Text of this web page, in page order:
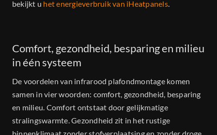
bekijkt u het energieverbruik van iHeatpanels.
Comfort, gezondheid, besparing en milieu
in één systeem
De voordelen van infrarood plafondmontage komen
samen in vier woorden: comfort, gezondheid, besparing
en milieu. Comfort ontstaat door gelijkmatige
stralingswarmte. Gezondheid zit in het rustige